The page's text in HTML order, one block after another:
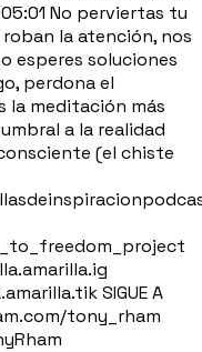
No perviertas tu
roban la atención, nos
esperes soluciones
perdona el
la meditación más
a la realidad
(el chiste
SIGUE A
tony_rham